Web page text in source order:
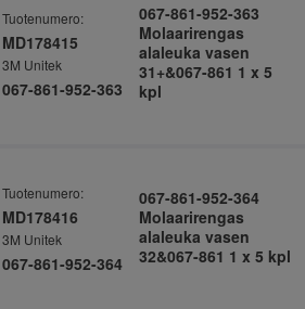
Tuotenumero:
MD178415
3M Unitek
067-861-952-363
067-861-952-363
Molaarirengas
alaleuka vasen
31+&067-861 1 x 5
kpl
Tuotenumero:
MD178416
3M Unitek
067-861-952-364
067-861-952-364
Molaarirengas
alaleuka vasen
32&067-861 1 x 5 kpl